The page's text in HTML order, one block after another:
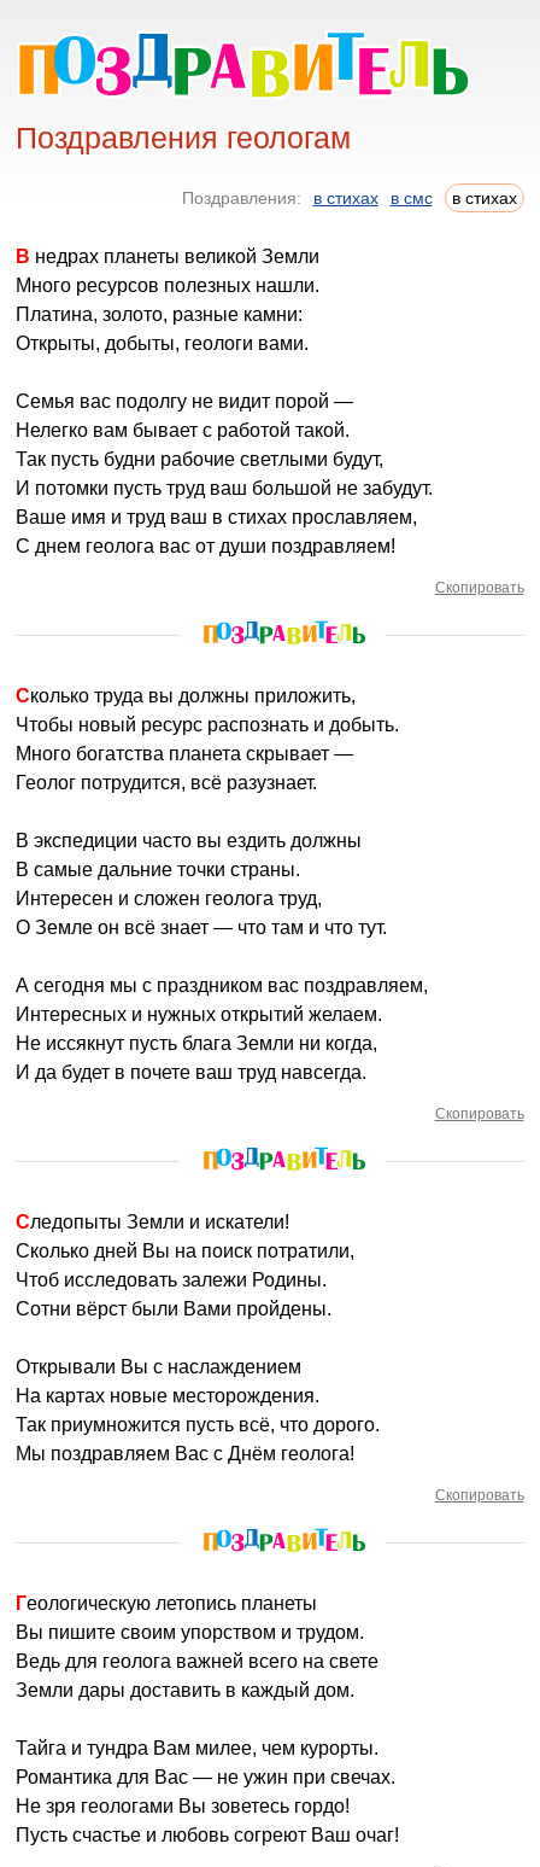
Поздравления геологам
Поздравления: в стихах в смс в стихах
В недрах планеты великой Земли
Много ресурсов полезных нашли.
Платина, золото, разные камни:
Открыты, добыты, геологи вами.
Семья вас подолгу не видит порой —
Нелегко вам бывает с работой такой.
Так пусть будни рабочие светлыми будут,
И потомки пусть труд ваш большой не забудут.
Ваше имя и труд ваш в стихах прославляем,
С днем геолога вас от души поздравляем!
Скопировать
Сколько труда вы должны приложить,
Чтобы новый ресурс распознать и добыть.
Много богатства планета скрывает —
Геолог потрудится, всё разузнает.
В экспедиции часто вы ездить должны
В самые дальние точки страны.
Интересен и сложен геолога труд,
О Земле он всё знает — что там и что тут.
А сегодня мы с праздником вас поздравляем,
Интересных и нужных открытий желаем.
Не иссякнут пусть блага Земли ни когда,
И да будет в почете ваш труд навсегда.
Скопировать
Следопыты Земли и искатели!
Сколько дней Вы на поиск потратили,
Чтоб исследовать залежи Родины.
Сотни вёрст были Вами пройдены.
Открывали Вы с наслаждением
На картах новые месторождения.
Так приумножится пусть всё, что дорого.
Мы поздравляем Вас с Днём геолога!
Скопировать
Геологическую летопись планеты
Вы пишите своим упорством и трудом.
Ведь для геолога важней всего на свете
Земли дары доставить в каждый дом.
Тайга и тундра Вам милее, чем курорты.
Романтика для Вас — не ужин при свечах.
Не зря геологами Вы зоветесь гордо!
Пусть счастье и любовь согреют Ваш очаг!